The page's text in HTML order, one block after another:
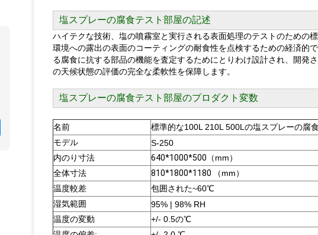
塩スプレーの腐食テスト部屋の記述
ハイテクな技術、塩の噴霧室と実行される表面処理のテストのための
環境への露出の表面のコーティングの耐食性を点検するための経済的
る腐食に抗する部品の機能を査定するためにとりわけ設計され、開発
の天候状態の評価の完全な柔軟性を保障します。
塩スプレーの腐食テスト部屋のプロダクト変数
名前
標準的な100L 210L 500Lの塩スプレーの腐
モデル
S-250
内のり寸法
640*1000*500 （mm）
全体寸法
810*1800*1180 （mm）
温度較差
包囲された~60℃
湿気範囲
95% | 98% RH
温度の変動
+/- 0.5の℃